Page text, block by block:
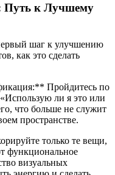
Путь к Лучшему
шаг к улучшению
как это сделать
Пройдитесь по
ли я это или
что больше не служит
пространстве.
только те вещи,
функциональное
визуальных